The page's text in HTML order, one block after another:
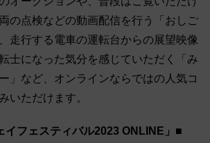
の点検などの動画配信を行う「おしご
走行する電車の運転台からの展望映像
士になった気分を感じていただく「み
」など、オンラインならではの人気コ
いただけます。
イフェスティバル2023 ONLINE」■